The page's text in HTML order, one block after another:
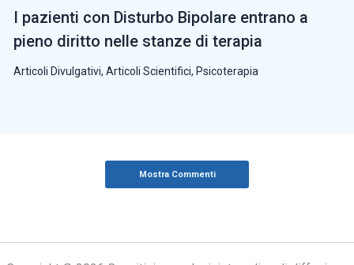
I pazienti con Disturbo Bipolare entrano a
pieno diritto nelle stanze di terapia
Articoli Divulgativi, Articoli Scientifici, Psicoterapia
Mostra Commenti